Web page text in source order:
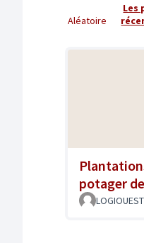
Aléatoire
Les
potager
LOGIOUEST